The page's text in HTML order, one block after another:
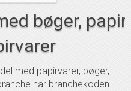
bøger, papir
med papirvarer, bøger,
har branchekoden